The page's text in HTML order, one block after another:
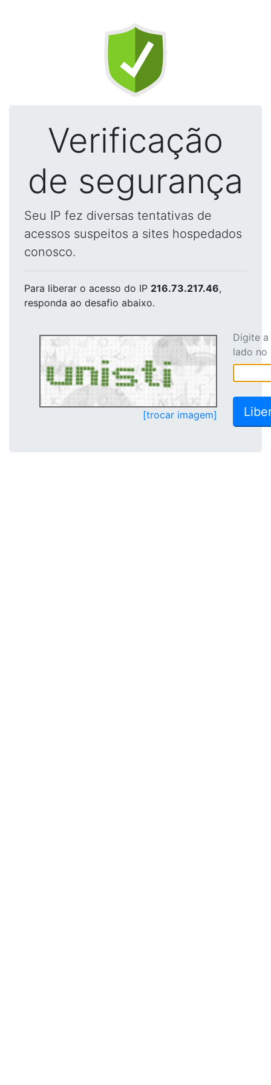
Verificação
de segurança
Seu IP fez diversas tentativas de
acessos suspeitos a sites hospedados
conosco.
Para liberar o acesso do IP 216.73.217.46,
responda ao desafio abaixo.
[trocar imagem]
Digite
lado no